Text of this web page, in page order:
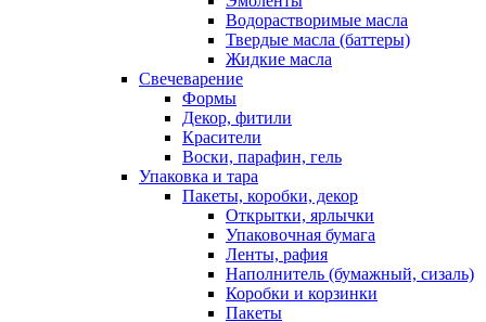
Водорастворимые масла
Твердые масла (баттеры)
Жидкие масла
Свечеварение
Формы
Декор, фитили
Красители
Воски, парафин, гель
Упаковка и тара
Пакеты, коробки, декор
Открытки, ярлычки
Упаковочная бумага
Ленты, рафия
Наполнитель (бумажный, сизаль)
Коробки и корзинки
Пакеты